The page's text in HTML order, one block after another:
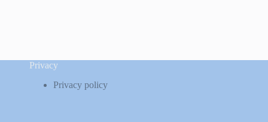
Privacy
Privacy policy